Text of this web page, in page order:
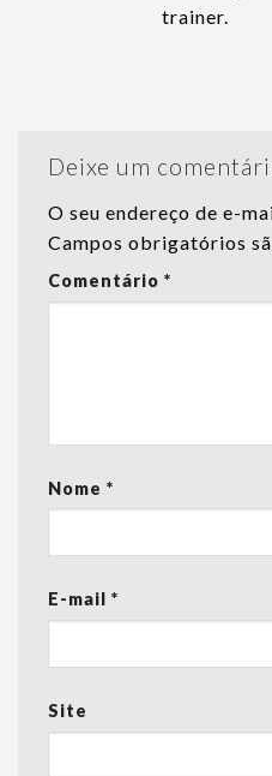
trainer.
Deixe um
O seu endereço de e-
Campos obrigatórios
Comentário *
Nome *
E-mail *
Site